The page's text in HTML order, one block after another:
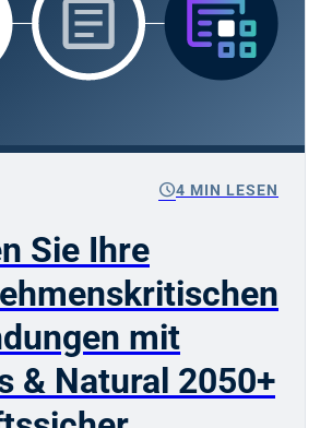
schedule4 MIN LESEN
Sie Ihre
mit
& Natural 2050+